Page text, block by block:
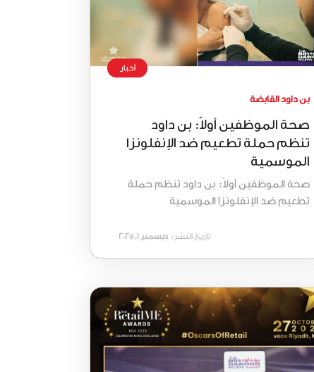
أخبار
بن داود القابضة
صحة الموظفين أولاً: بن داود
تنظم حملة تطعيم ضد الإنفلونزا
الموسمية
صحة الموظفين أولاً: بن داود تنظم حملة
تطعيم ضد الإنفلونزا الموسمية
تاريخ النشر: ديسمبر 1, 2025